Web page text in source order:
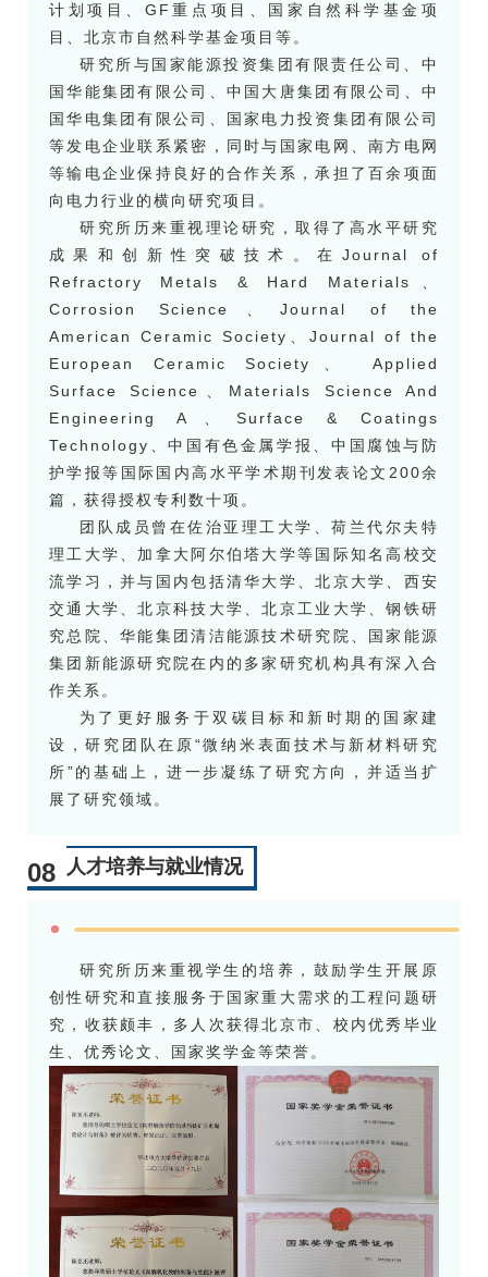
计划项目、GF重点项目、国家自然科学基金项
目、北京市自然科学基金项目等。
研究所与国家能源投资集团有限责任公司、中
国华能集团有限公司、中国大唐集团有限公司、中
国华电集团有限公司、国家电力投资集团有限公司
等发电企业联系紧密，同时与国家电网、南方电网
等输电企业保持良好的合作关系，承担了百余项面
向电力行业的横向研究项目。
研究所历来重视理论研究，取得了高水平研究
成果和创新性突破技术。在Journal of
Refractory Metals & Hard Materials、
Corrosion Science、Journal of the
American Ceramic Society、Journal of the
European Ceramic Society、 Applied
Surface Science、Materials Science And
Engineering A、Surface & Coatings
Technology、中国有色金属学报、中国腐蚀与防
护学报等国际国内高水平学术期刊发表论文200余
篇，获得授权专利数十项。
团队成员曾在佐治亚理工大学、荷兰代尔夫特
理工大学、加拿大阿尔伯塔大学等国际知名高校交
流学习，并与国内包括清华大学、北京大学、西安
交通大学、北京科技大学、北京工业大学、钢铁研
究总院、华能集团清洁能源技术研究院、国家能源
集团新能源研究院在内的多家研究机构具有深入合
作关系。
为了更好服务于双碳目标和新时期的国家建
设，研究团队在原“微纳米表面技术与新材料研究
所”的基础上，进一步凝练了研究方向，并适当扩
展了研究领域。
08 人才培养与就业情况
研究所历来重视学生的培养，鼓励学生开展原
创性研究和直接服务于国家重大需求的工程问题研
究，收获颇丰，多人次获得北京市、校内优秀毕业
生、优秀论文、国家奖学金等荣誉。